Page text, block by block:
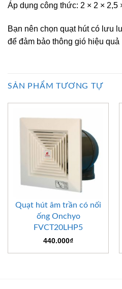
Áp dụng công thức: 2 × 2 × 2,5
Bạn nên chọn quạt hút có lưu
để đảm bảo thông gió hiệu quả
SẢN PHẨM TƯƠNG TỰ
Quạt hút âm trần có nối
ống Onchyo
FVCT20LHP5
440.000₫